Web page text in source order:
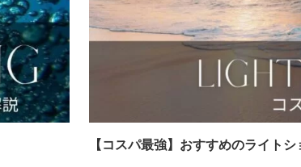
【コスパ最強】おすすめのライト